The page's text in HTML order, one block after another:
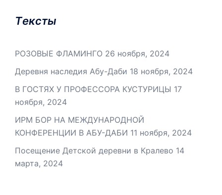
Tексты
РОЗОВЫЕ ФЛАМИНГО 26 ноября, 2024
Деревня наследия Абу-Даби 18 ноября, 2024
В ГОСТЯХ У ПРОФЕССОРА КУСТУРИЦЫ 17
ноября, 2024
ИРМ БОР НА МЕЖДУНАРОДНОЙ
КОНФЕРЕНЦИИ В АБУ-ДАБИ 11 ноября, 2024
Посещение Детской деревни в Кралево 14
марта, 2024